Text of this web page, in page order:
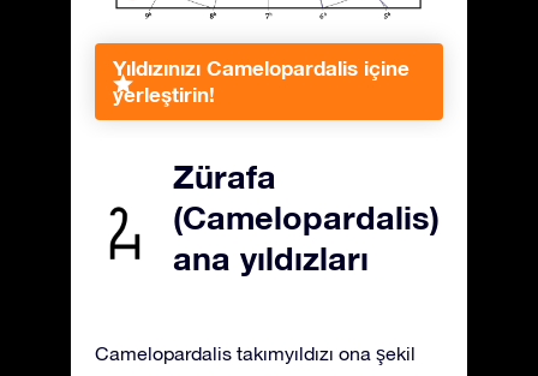
Yıldızınızı Camelopardalis içine
yerleştirin!
Zürafa
(Camelopardalis)
ana yıldızları
Camelopardalis takımyıldızı ona şekil